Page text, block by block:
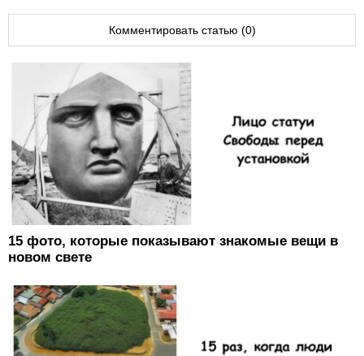
Комментировать статью (0)
15 фото, которые показывают знакомые вещи в
новом свете